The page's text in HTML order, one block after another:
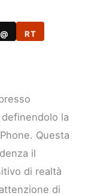
@ RT
definendolo la
Questa
il
di realtà
di